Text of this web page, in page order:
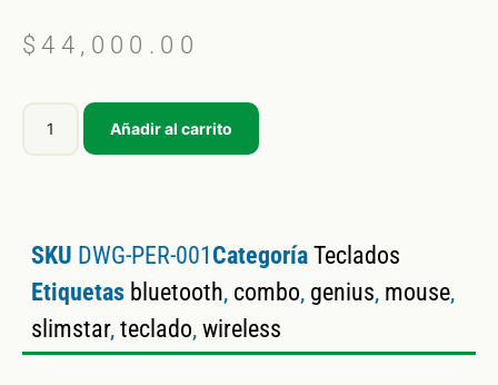
$44,000.00
Añadir al carrito
SKU DWG-PER-001CategoríaTeclados
Etiquetas bluetooth, combo, genius, mouse,
slimstar,teclado,wireless